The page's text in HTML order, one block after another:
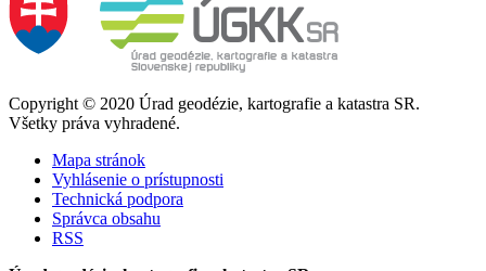
Copyright © 2020 Úrad geodézie, kartografie a katastra SR.
Všetky práva vyhradené.
Mapa stránok
Vyhlásenie o prístupnosti
Technická podpora
Správca obsahu
RSS